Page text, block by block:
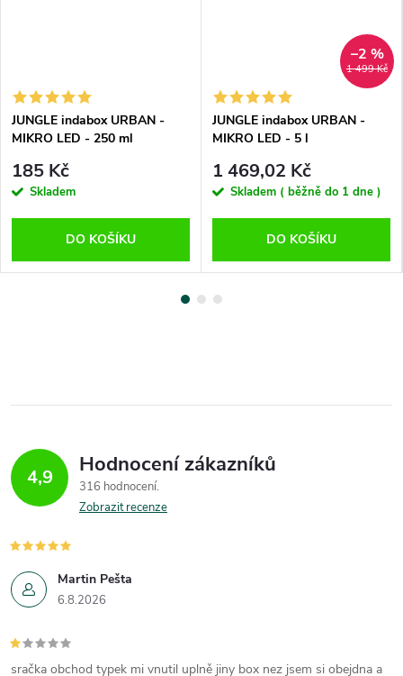
JUNGLE indabox URBAN -
MIKRO LED - 250 ml
185 Kč
Skladem
DO KOŠÍKU
1 499 Kč
–2 %
JUNGLE indabox URBAN -
MIKRO LED - 5 l
1 469,02 Kč
Skladem ( běžně do 1 dne )
DO KOŠÍKU
4,9 Hodnocení zákazníků
316 hodnocení
Zobrazit recenze
Martin Pešta
6.8.2026
sračka obchod typek mi vnutil uplně jiny box nez jsem si obejdna a